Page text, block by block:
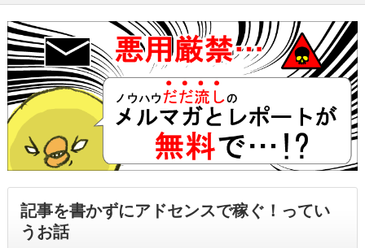
記事を書かずにアドセンスで稼ぐ！ってい
うお話